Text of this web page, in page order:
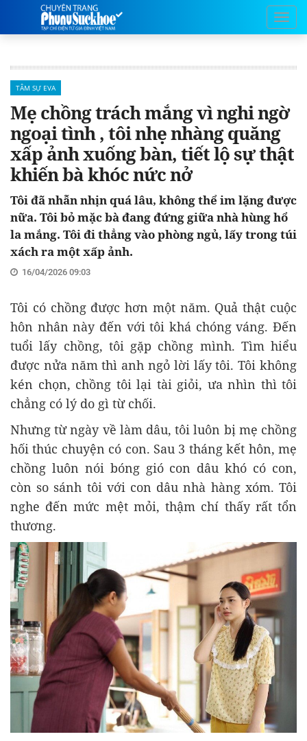
TÂM SỰ EVA
Mẹ chồng trách mắng vì nghi ngờ
ngoại tình , tôi nhẹ nhàng quăng
xấp ảnh xuống bàn, tiết lộ sự thật
khiến bà khóc nức nở
Tôi đã nhẫn nhịn quá lâu, không thể im lặng được
nữa. Tôi bỏ mặc bà đang đứng giữa nhà hùng hổ
la mắng. Tôi đi thẳng vào phòng ngủ, lấy trong túi
xách ra một xấp ảnh.
16/04/2026 09:03
Tôi có chồng được hơn một năm. Quả thật cuộc
hôn nhân này đến với tôi khá chóng váng. Đến
tuổi lấy chồng, tôi gặp chồng mình. Tìm hiểu
được nửa năm thì anh ngỏ lời lấy tôi. Tôi không
kén chọn, chồng tôi lại tài giỏi, ưa nhìn thì tôi
chẳng có lý do gì từ chối.
Nhưng từ ngày về làm dâu, tôi luôn bị mẹ chồng
hối thúc chuyện có con. Sau 3 tháng kết hôn, mẹ
chồng luôn nói bóng gió con dâu khó có con,
còn so sánh tôi với con dâu nhà hàng xóm. Tôi
nghe đến mức mệt mỏi, thậm chí thấy rất tổn
thương.